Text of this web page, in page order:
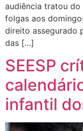
audiência tratou
folgas aos
direito assegurado
das […]
SEESP
infantil